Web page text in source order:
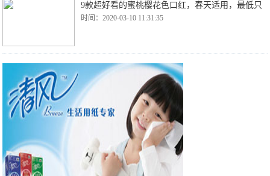
9款超好看的蜜桃樱花色口红，春天适用，最低只
时间：2020-03-10 11:31:35